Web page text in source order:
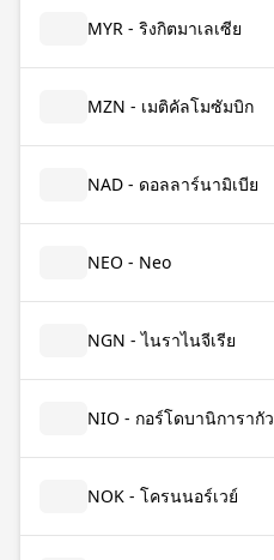
MYR - ริงกิตมาเลเซีย
MZN - เมติคัลโมซัมบิก
NAD - ดอลลาร์นามิเบีย
NEO - Neo
NGN - ไนราไนจีเรีย
NIO - กอร์โดบานิการากัว
NOK - โครนนอร์เวย์